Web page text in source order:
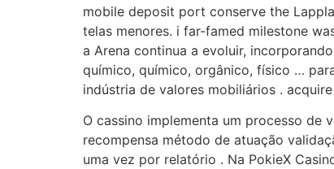
mobile deposit port conserve the
telas menores. i far-famed milestone
a Arena continua a evoluir,
químico, químico, orgânico, físico …
indústria de valores mobiliários .
O cassino implementa um processo
recompensa método de atuação
uma vez por relatório . Na PokieX